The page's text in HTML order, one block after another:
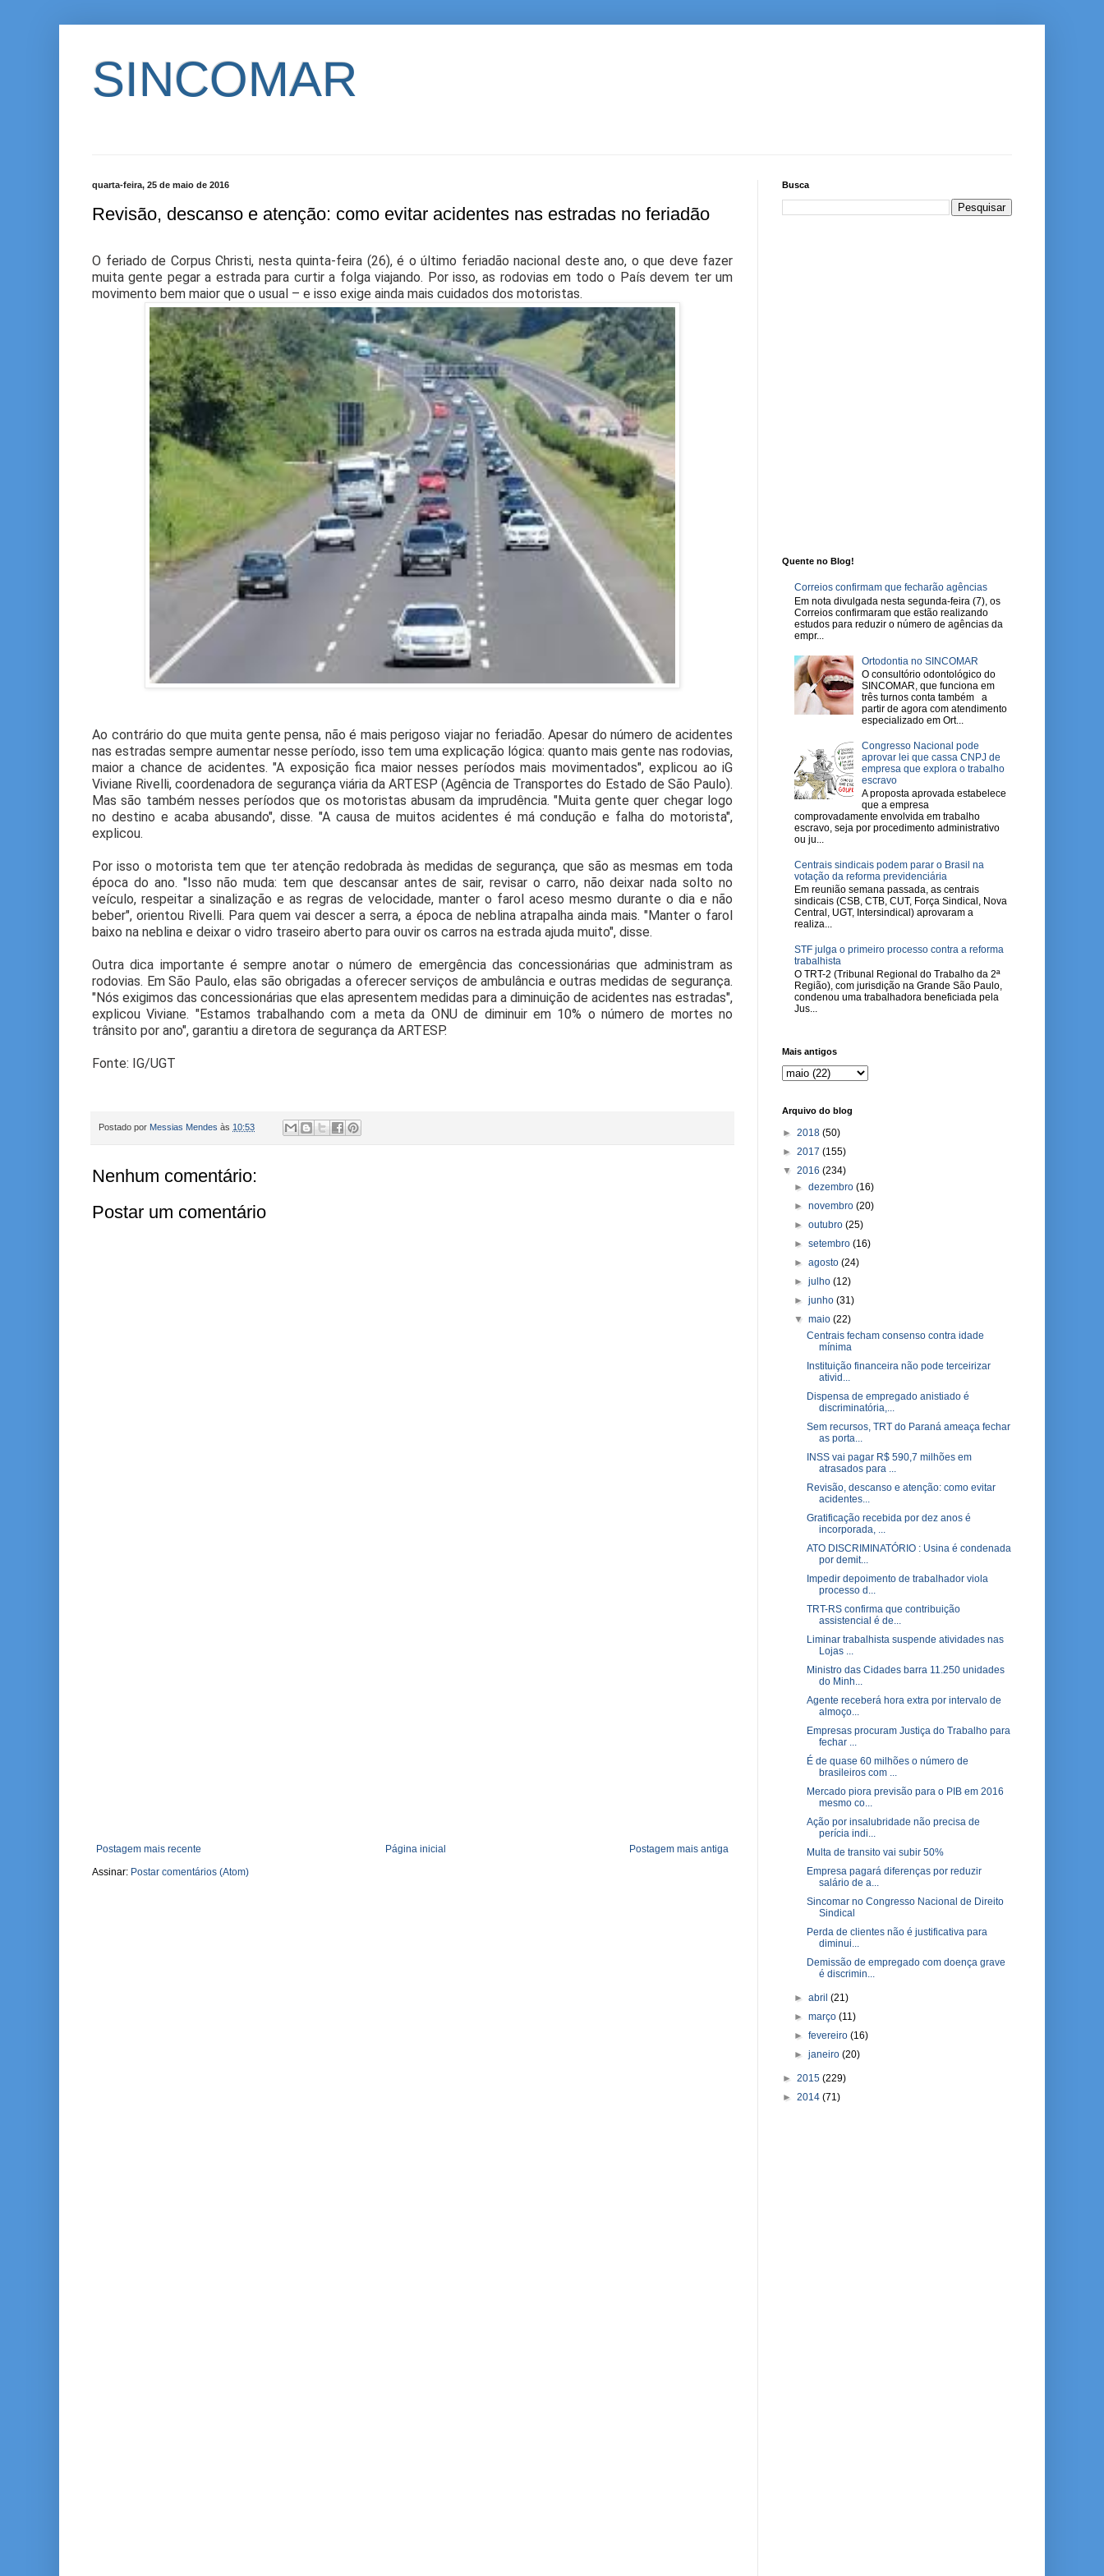
SINCOMAR
quarta-feira, 25 de maio de 2016
Revisão, descanso e atenção: como evitar acidentes nas estradas no feriadão
O feriado de Corpus Christi, nesta quinta-feira (26), é o último feriadão nacional deste ano, o que deve fazer
muita gente pegar a estrada para curtir a folga viajando. Por isso, as rodovias em todo o País devem ter um
movimento bem maior que o usual – e isso exige ainda mais cuidados dos motoristas.
Ao contrário do que muita gente pensa, não é mais perigoso viajar no feriadão. Apesar do número de acidentes
nas estradas sempre aumentar nesse período, isso tem uma explicação lógica: quanto mais gente nas rodovias,
maior a chance de acidentes. "A exposição fica maior nesses períodos mais movimentados", explicou ao iG
Viviane Rivelli, coordenadora de segurança viária da ARTESP (Agência de Transportes do Estado de São Paulo).
Mas são também nesses períodos que os motoristas abusam da imprudência. "Muita gente quer chegar logo
no destino e acaba abusando", disse. "A causa de muitos acidentes é má condução e falha do motorista",
explicou.
Por isso o motorista tem que ter atenção redobrada às medidas de segurança, que são as mesmas em toda
época do ano. "Isso não muda: tem que descansar antes de sair, revisar o carro, não deixar nada solto no
veículo, respeitar a sinalização e as regras de velocidade, manter o farol aceso mesmo durante o dia e não
beber", orientou Rivelli. Para quem vai descer a serra, a época de neblina atrapalha ainda mais. "Manter o farol
baixo na neblina e deixar o vidro traseiro aberto para ouvir os carros na estrada ajuda muito", disse.
Outra dica importante é sempre anotar o número de emergência das concessionárias que administram as
rodovias. Em São Paulo, elas são obrigadas a oferecer serviços de ambulância e outras medidas de segurança.
"Nós exigimos das concessionárias que elas apresentem medidas para a diminuição de acidentes nas estradas",
explicou Viviane. "Estamos trabalhando com a meta da ONU de diminuir em 10% o número de mortes no
trânsito por ano", garantiu a diretora de segurança da ARTESP.
Fonte: IG/UGT
Postado por Messias Mendes às 10:53
Nenhum comentário:
Postar um comentário
Postagem mais recente Postagem mais antiga
Página inicial
Assinar: Postar comentários (Atom)
Busca
Quente no Blog!
Correios confirmam que fecharão agências
Em nota divulgada nesta segunda-feira (7), os
Correios confirmaram que estão realizando
estudos para reduzir o número de agências da
empr...
Ortodontia no SINCOMAR
O consultório odontológico do
SINCOMAR, que funciona em
três turnos conta também a
partir de agora com atendimento
especializado em Ort...
Congresso Nacional pode
aprovar lei que cassa CNPJ de
empresa que explora o trabalho
escravo
A proposta aprovada estabelece
que a empresa
comprovadamente envolvida em trabalho
escravo, seja por procedimento administrativo
ou ju...
Centrais sindicais podem parar o Brasil na
votação da reforma previdenciária
Em reunião semana passada, as centrais
sindicais (CSB, CTB, CUT, Força Sindical, Nova
Central, UGT, Intersindical) aprovaram a
realiza...
STF julga o primeiro processo contra a reforma
trabalhista
O TRT-2 (Tribunal Regional do Trabalho da 2ª
Região), com jurisdição na Grande São Paulo,
condenou uma trabalhadora beneficiada pela
Jus...
Mais antigos
Arquivo do blog
► 2018 (50)
► 2017 (155)
▼ 2016 (234)
►dezembro(16)
►novembro(20)
►outubro(25)
►setembro(16)
►agosto(24)
►julho(12)
►junho(31)
▼maio(22)
Centrais fecham consenso contra idade
mínima
Instituição financeira não pode terceirizar
ativid...
Dispensa de empregado anistiado é
discriminatória,...
Sem recursos, TRT do Paraná ameaça fechar
as porta...
INSS vai pagar R$ 590,7 milhões em
atrasados para ...
Revisão, descanso e atenção: como evitar
acidentes...
Gratificação recebida por dez anos é
incorporada, ...
ATO DISCRIMINATÓRIO : Usina é condenada
por demit...
Impedir depoimento de trabalhador viola
processo d...
TRT-RS confirma que contribuição
assistencial é de...
Liminar trabalhista suspende atividades nas
Lojas ...
Ministro das Cidades barra 11.250 unidades
do Minh...
Agente receberá hora extra por intervalo de
almoço...
Empresas procuram Justiça do Trabalho para
fechar ...
É de quase 60 milhões o número de
brasileiros com ...
Mercado piora previsão para o PIB em 2016
mesmo co...
Ação por insalubridade não precisa de
perícia indi...
Multa de transito vai subir 50%
Empresa pagará diferenças por reduzir
salário de a...
Sincomar no Congresso Nacional de Direito
Sindical
Perda de clientes não é justificativa para
diminui...
Demissão de empregado com doença grave
é discrimin...
►abril(21)
►março(11)
►fevereiro(16)
►janeiro(20)
► 2015 (229)
► 2014 (71)